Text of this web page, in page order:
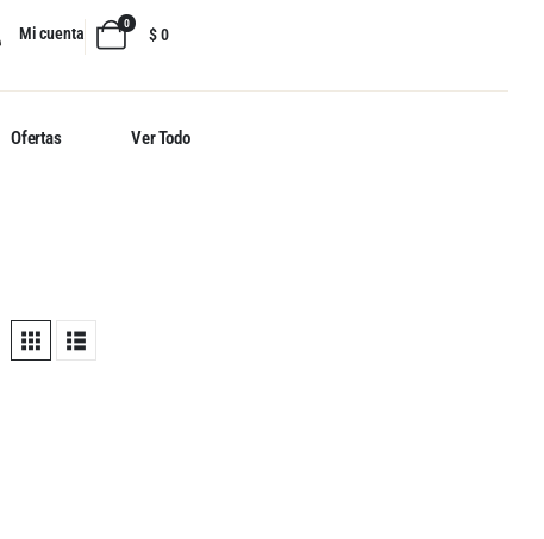
Mi cuenta
0
$0
Ofertas Ver Todo